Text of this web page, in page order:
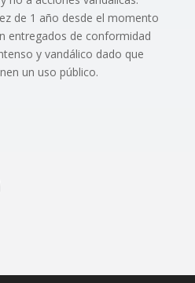
de 1 año desde el momento
entregados de conformidad
y vandálico dado que
un uso público.